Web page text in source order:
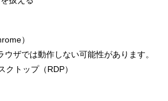
）
ザでは動作しない可能性があります。
クトップ（RDP）